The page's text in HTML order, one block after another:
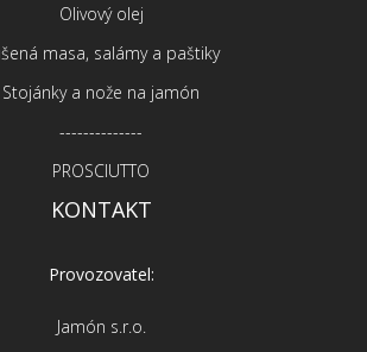
Olivový olej
masa, salámy a paštiky
Stojánky a nože na jamón
--------------
PROSCIUTTO
KONTAKT
Provozovatel:
Jamón s.r.o.